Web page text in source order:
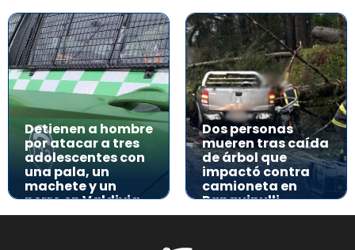
Detienen a hombre
por atacar a tres
adolescentes con
una pala, un
machete y un
perro en Valdivia
Dos personas
mueren tras caída
de árbol que
impactó contra
camioneta en
Panguipulli